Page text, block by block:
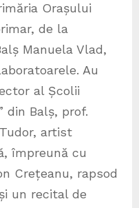
Orașului
de la
Manuela Vlad,
Au
al Școlii
din Balș, prof.
artist
împreună cu
Crețeanu, rapsod
un recital de